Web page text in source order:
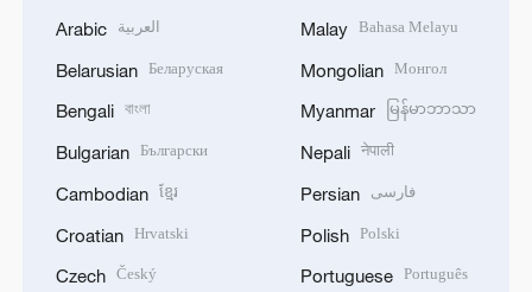
Arabic العربية
Belarusian Беларуская
Bengali বাংলা
Bulgarian Български
Cambodian ខ្មែរ
Croatian Hrvatski
Czech Český
Malay Bahasa Melayu
Mongolian Монгол
Myanmar မြန်မာဘာသာ
Nepali नेपाली
Persian فارسی
Polish Polski
Portuguese Português